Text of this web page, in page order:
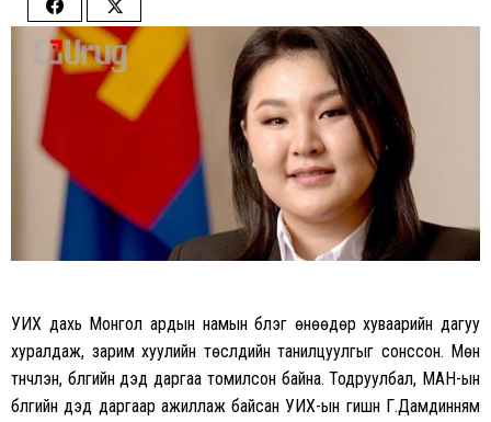
Share
on
Facebook
Share
on
Twitter
УИХ дахь Монгол ардын намын бүлэг өнөөдөр хуваарийн дагуу
хуралдаж, зарим хуулийн төслүүдийн танилцуулгыг сонссон. Мөн
түүнчлэн, бүлгийн дэд даргаа томилсон байна. Тодруулбал, МАН-ын
бүлгийн дэд даргаар ажиллаж байсан УИХ-ын гишүүн Г.Дамдинням